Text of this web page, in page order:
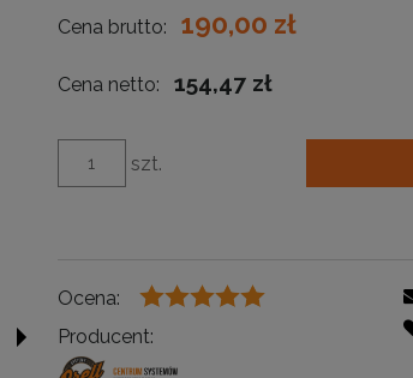
Cena brutto: 190,00 zł
Cena netto: 154,47 zł
szt.
Ocena:
Producent: